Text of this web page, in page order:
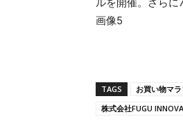
TAGS お買い物マ
株式会社FUGU